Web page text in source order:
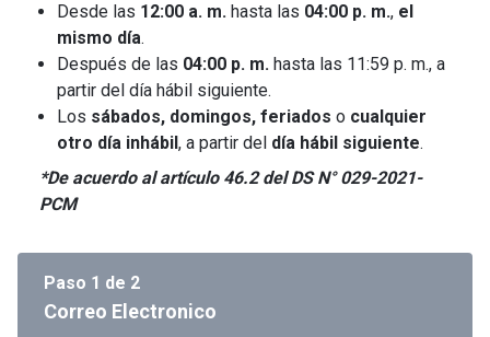
Desde las 12:00 a. m. hasta las 04:00 p. m., el
mismo día.
Después de las 04:00 p. m. hasta las 11:59 p. m., a
partir del día hábil siguiente.
Los sábados, domingos, feriados o cualquier
otro día inhábil, a partir del día hábil siguiente.
*De acuerdo al artículo 46.2 del DS N° 029-2021-
PCM
Paso 1 de 2
Correo Electronico